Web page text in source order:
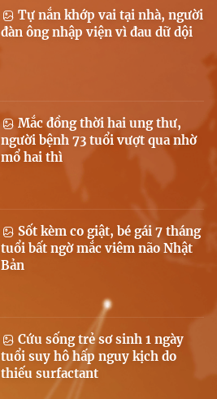
Tự nắn khớp vai tại nhà, người
đàn ông nhập viện vì đau dữ dội
Mắc đồng thời hai ung thư,
người bệnh 73 tuổi vượt qua nhờ
mổ hai thì
Sốt kèm co giật, bé gái 7 tháng
tuổi bất ngờ mắc viêm não Nhật
Bản
Cứu sống trẻ sơ sinh 1 ngày
tuổi suy hô hấp nguy kịch do
thiếu surfactant